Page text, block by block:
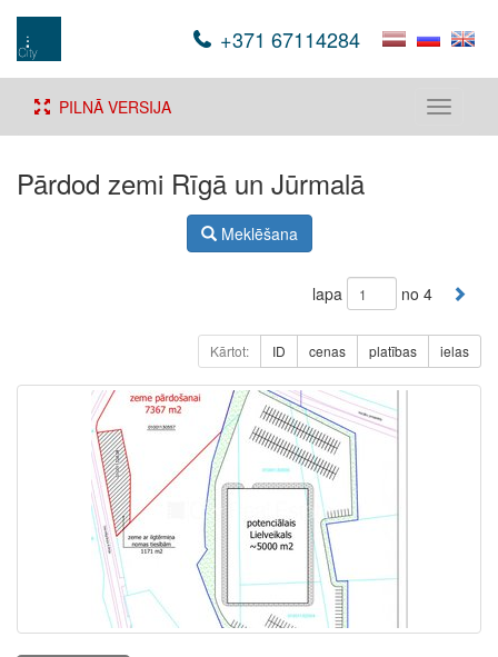
+371 67114284
Toggle
PILNĀ VERSIJA
Pārdod zemi Rīgā un Jūrmalā
Meklēšana
lapa no 4
Kārtot: ID cenas platības ielas